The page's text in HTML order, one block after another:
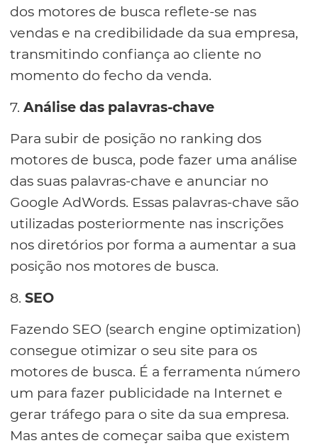
dos motores de busca reflete-se nas
vendas e na credibilidade da sua empresa,
transmitindo confiança ao cliente no
momento do fecho da venda.
7. Análise das palavras-chave
Para subir de posição no ranking dos
motores de busca, pode fazer uma análise
das suas palavras-chave e anunciar no
Google AdWords. Essas palavras-chave são
utilizadas posteriormente nas inscrições
nos diretórios por forma a aumentar a sua
posição nos motores de busca.
8. SEO
Fazendo SEO (search engine optimization)
consegue otimizar o seu site para os
motores de busca. É a ferramenta número
um para fazer publicidade na Internet e
gerar tráfego para o site da sua empresa.
Mas antes de começar saiba que existem